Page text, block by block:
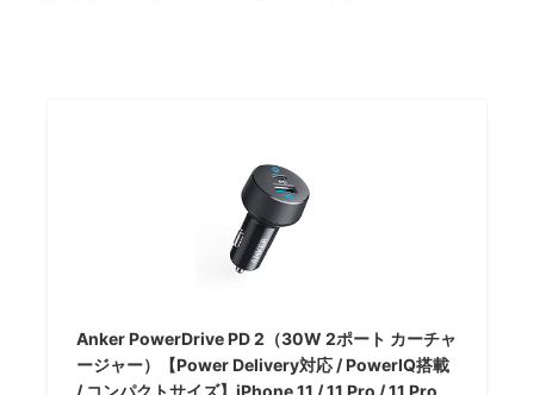
Anker PowerDrive PD 2（30W 2ポート カーチャ
ージャー）【Power Delivery対応 / PowerIQ搭載
/ コンパクトサイズ】iPhone 11 / 11 Pro / 11 Pro